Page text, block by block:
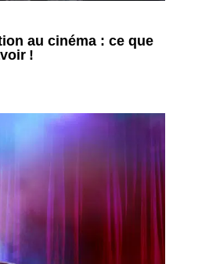
au cinéma : ce que
!